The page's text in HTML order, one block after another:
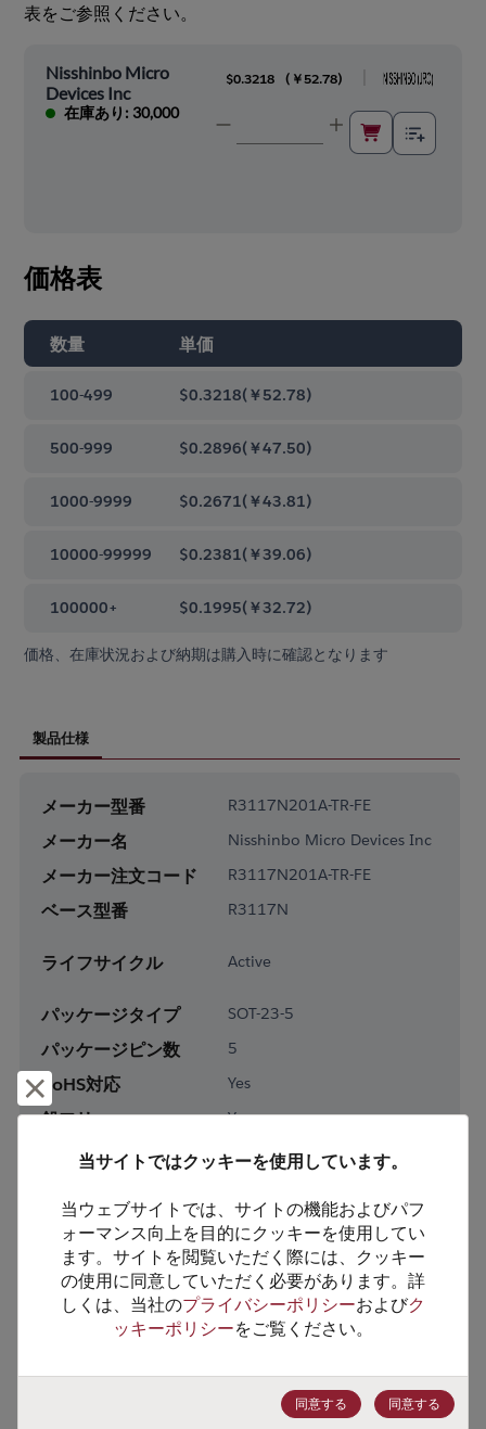
表をご参照ください。
Nisshinbo Micro
Devices Inc
在庫あり: 30,000
$0.3218 ( ￥52.78)
価格表
数量 単価
100-499 $0.3218(￥52.78)
500-999 $0.2896(￥47.50)
1000-9999 $0.2671(￥43.81)
10000-99999 $0.2381(￥39.06)
100000+ $0.1995(￥32.72)
価格、在庫状況および納期は購入時に確認となります
製品仕様
メーカー型番 R3117N201A-TR-FE
メーカー名 Nisshinbo Micro Devices Inc
メーカー注文コード R3117N201A-TR-FE
ベース型番 R3117N
ライフサイクル Active
パッケージタイプ SOT-23-5
パッケージピン数 5
RoHS対応 Yes
鉛フリー Yes
梱包形態 Tape & Reel
製品カテゴリー Analog & Mixed Signal
製品サブカテゴリー Power Management
製品グループ Supervisors/Monitors/Resets
却下して閉じる
当サイトではクッキーを使用しています。
当ウェブサイトでは、サイトの機能およびパフ
ォーマンス向上を目的にクッキーを使用してい
ます。サイトを閲覧いただく際には、クッキー
の使用に同意していただく必要があります。詳
しくは、当社のプライバシーポリシーおよびク
ッキーポリシーをご覧ください。
同意する 同意する